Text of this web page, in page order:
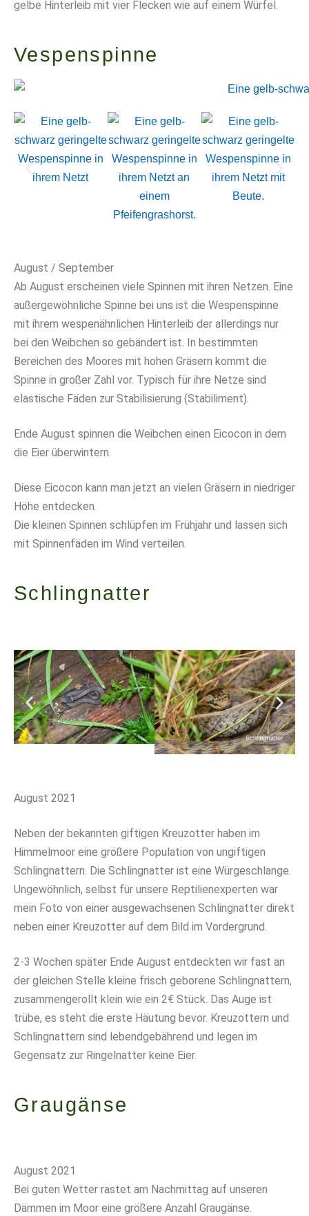
gelbe Hinterleib mit vier Flecken wie auf einem Würfel.
Vespenspinne
August / September
Ab August erscheinen viele Spinnen mit ihren Netzen. Eine
außergewöhnliche Spinne bei uns ist die Wespenspinne
mit ihrem wespenähnlichen Hinterleib der allerdings nur
bei den Weibchen so gebändert ist. In bestimmten
Bereichen des Moores mit hohen Gräsern kommt die
Spinne in großer Zahl vor. Typisch für ihre Netze sind
elastische Fäden zur Stabilisierung (Stabiliment).
Ende August spinnen die Weibchen einen Eicocon in dem
die Eier überwintern.
Diese Eicocon kann man jetzt an vielen Gräsern in niedriger
Höhe entdecken.
Die kleinen Spinnen schlüpfen im Frühjahr und lassen sich
mit Spinnenfäden im Wind verteilen.
Schlingnatter
August 2021
Neben der bekannten giftigen Kreuzotter haben im
Himmelmoor eine größere Population von ungiftigen
Schlingnattern. Die Schlingnatter ist eine Würgeschlange.
Ungewöhnlich, selbst für unsere Reptilienexperten war
mein Foto von einer ausgewachsenen Schlingnatter direkt
neben einer Kreuzotter auf dem Bild im Vordergrund.
2-3 Wochen später Ende August entdeckten wir fast an
der gleichen Stelle kleine frisch geborene Schlingnattern,
zusammengerollt klein wie ein 2€ Stück. Das Auge ist
trübe, es steht die erste Häutung bevor. Kreuzottern und
Schlingnattern sind lebendgebährend und legen im
Gegensatz zur Ringelnatter keine Eier.
Graugänse
August 2021
Bei guten Wetter rastet am Nachmittag auf unseren
Dämmen im Moor eine größere Anzahl Graugänse.